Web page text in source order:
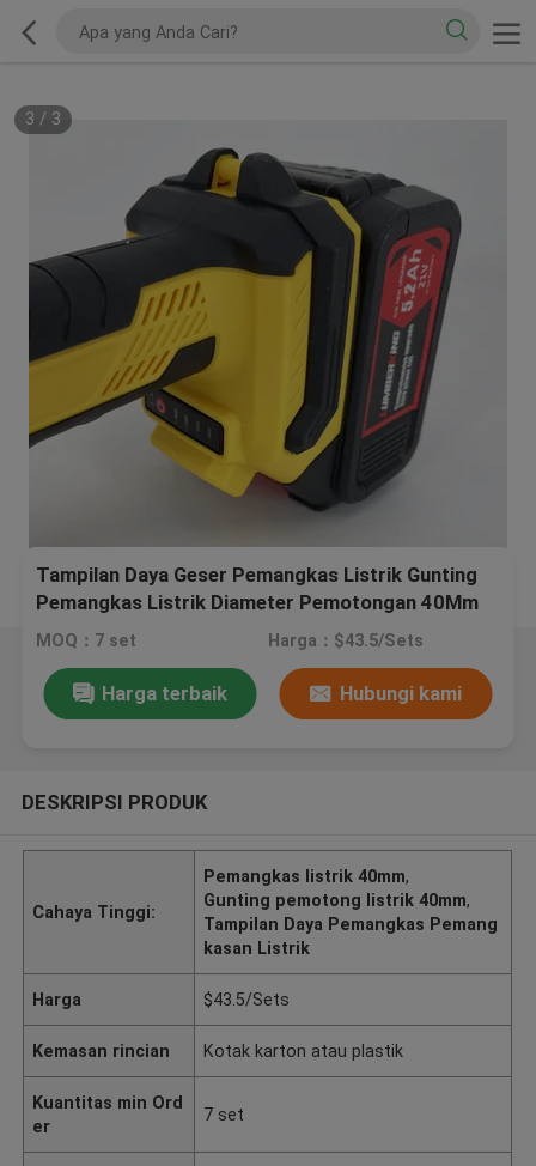
3 / 3
Tampilan Daya Geser Pemangkas Listrik Gunting
Pemangkas Listrik Diameter Pemotongan 40Mm
MOQ：7 set Harga：$43.5/Sets
Harga terbaik Hubungi kami
DESKRIPSI PRODUK
Cahaya Tinggi:
Pemangkas listrik 40mm,
Gunting pemotong listrik 40mm,
Tampilan Daya Pemangkas Pemang
kasan Listrik
Harga $43.5/Sets
Kemasan rincian Kotak karton atau plastik
Kuantitas min Ord
er
7 set